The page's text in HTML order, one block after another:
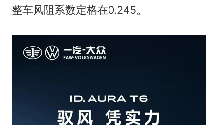
整车风阻系数定格在0.245。